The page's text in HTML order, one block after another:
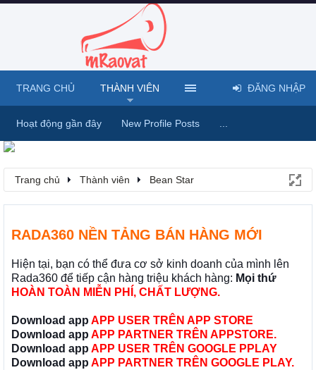
Trang chủ Thành viên Bean Star
RADA360 NỀN TẢNG BÁN HÀNG MỚI
Hiện tại, bạn có thể đưa cơ sở kinh doanh của mình lên
Rada360 để tiếp cận hàng triệu khách hàng: Mọi thứ
HOÀN TOÀN MIỄN PHÍ, CHẤT LƯỢNG.
Download app APP USER TRÊN APP STORE
Download app APP PARTNER TRÊN APPSTORE.
Download app APP USER TRÊN GOOGLE PPLAY
Download app APP PARTNER TRÊN GOOGLE PLAY.
TRANG CHỦ THÀNH VIÊN
Hoạt động gần đây New Profile Posts
ĐĂNG NHẬP